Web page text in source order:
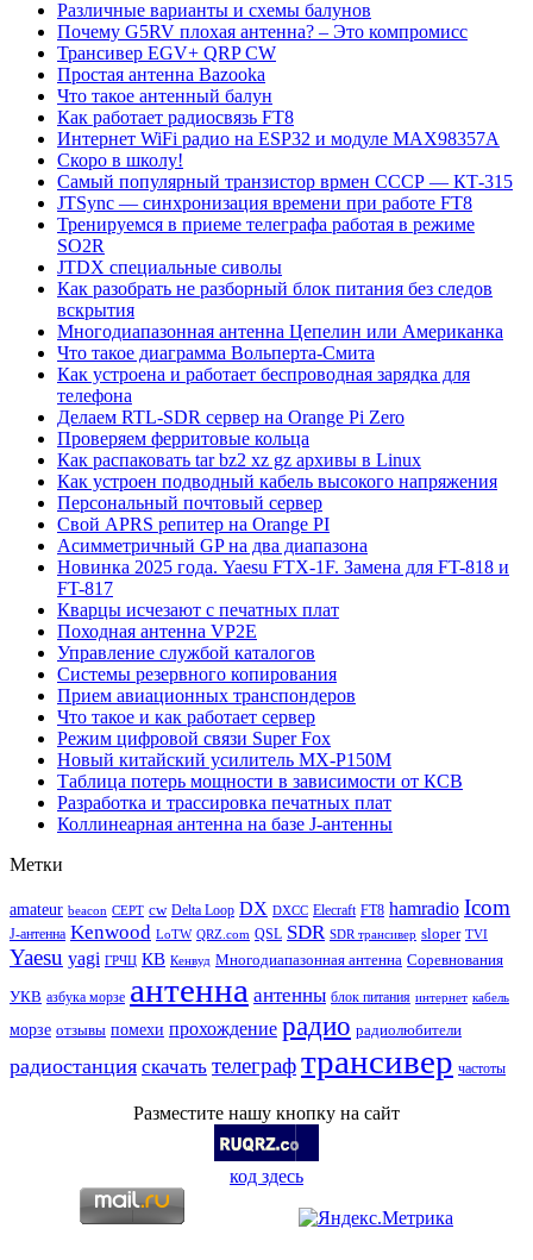
Различные варианты и схемы балунов
Почему G5RV плохая антенна? – Это компромисс
Трансивер EGV+ QRP CW
Простая антенна Bazooka
Что такое антенный балун
Как работает радиосвязь FT8
Интернет WiFi радио на ESP32 и модуле MAX98357A
Скоро в школу!
Самый популярный транзистор врмен СССР — КТ-315
JTSync — синхронизация времени при работе FT8
Тренируемся в приеме телеграфа работая в режиме
SO2R
JTDX специальные сиволы
Как разобрать не разборный блок питания без следов
вскрытия
Многодиапазонная антенна Цепелин или Американка
Что такое диаграмма Вольперта-Смита
Как устроена и работает беспроводная зарядка для
телефона
Делаем RTL-SDR сервер на Orange Pi Zero
Проверяем ферритовые кольца
Как распаковать tar bz2 xz gz архивы в Linux
Как устроен подводный кабель высокого напряжения
Персональный почтовый сервер
Свой APRS репитер на Orange PI
Асимметричный GP на два диапазона
Новинка 2025 года. Yaesu FTX-1F. Замена для FT-818 и
FT-817
Кварцы исчезают с печатных плат
Походная антенна VP2E
Управление службой каталогов
Системы резервного копирования
Прием авиационных транспондеров
Что такое и как работает сервер
Режим цифровой связи Super Fox
Новый китайский усилитель MX-P150M
Таблица потерь мощности в зависимости от КСВ
Разработка и трассировка печатных плат
Коллинеарная антенна на базе J-антенны
Метки
amateur beacon CEPT cw Delta Loop DX DXCC Elecraft FT8 hamradio Icom
J-антенна Kenwood LoTW QRZ.com QSL SDR SDR трансивер sloper TVI
Yaesu yagi ГРЧЦ КВ Кенвуд Многодиапазонная антенна Соревнования
УКВ азбука морзе антенна антенны блок питания интернет кабель
морзе отзывы помехи прохождение радио радиолюбители
радиостанция скачать телеграфтрансивер частоты
Разместите нашу кнопку на сайт
код здесь